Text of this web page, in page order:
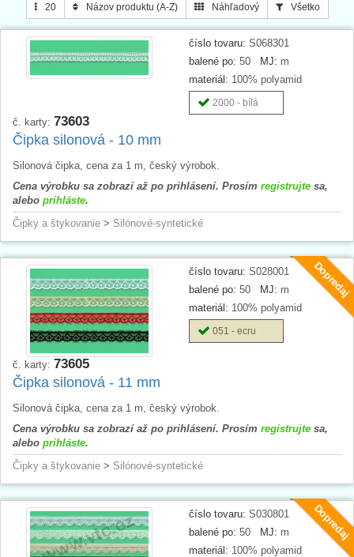
20 Názov produktu (A-Z) Náhľadový Všetko
číslo tovaru: S068301
balené po: 50 MJ: m
materiál: 100% polyamid
2000 - bílá
č. karty: 73603
Čipka silonová - 10 mm
Silonová čipka, cena za 1 m, český výrobok.
Cena výrobku sa zobrazí až po prihlásení. Prosím registrujte sa,
alebo prihláste.
Čipky a štykovanie > Silónové-syntetické
Dopredaj
číslo tovaru: S028001
balené po: 50 MJ: m
materiál: 100% polyamid
051 - ecru
č. karty: 73605
Čipka silonová - 11 mm
Silonová čipka, cena za 1 m, český výrobok.
Cena výrobku sa zobrazí až po prihlásení. Prosím registrujte sa,
alebo prihláste.
Čipky a štykovanie > Silónové-syntetické
Dopredaj
číslo tovaru: S030801
balené po: 50 MJ: m
materiál: 100% polyamid